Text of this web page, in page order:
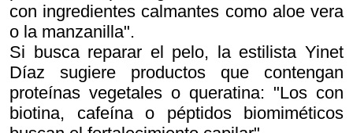
con ingredientes calmantes como aloe vera
o la manzanilla".
Si busca reparar el pelo, la estilista Yinet
Díaz sugiere productos que contengan
proteínas vegetales o queratina: "Los con
biotina, cafeína o péptidos biomiméticos